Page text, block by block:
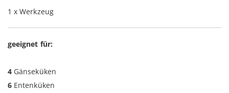
1 x Werkzeug
geeignet für:
4 Gänseküken
6 Entenküken